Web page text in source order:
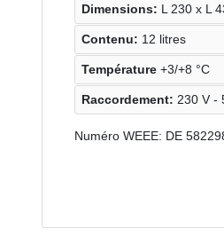
Dimensions: L 230 x L
Contenu: 12 litres
Température +3/+8 °C
Raccordement: 230 V -
Numéro WEEE: DE